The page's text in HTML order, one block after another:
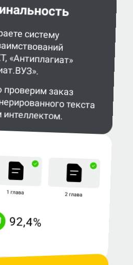
систему
заказ
текста